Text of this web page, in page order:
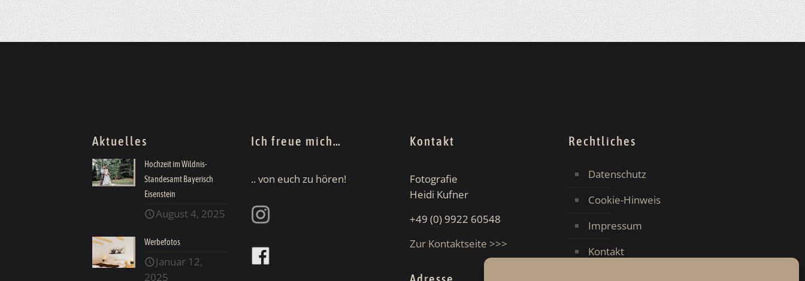
Aktuelles
Hochzeit im Wildnis-
Standesamt Bayerisch
Eisenstein
August 4, 2025
Werbefotos
Januar 12,
2025
Ich freue mich…
.. von euch zu hören!
Kontakt
Fotografie
Heidi Kufner
+49 (0) 9922 60548
Zur Kontaktseite >>>
Rechtliches
Datenschutz
Cookie-Hinweis
Impressum
Kontakt